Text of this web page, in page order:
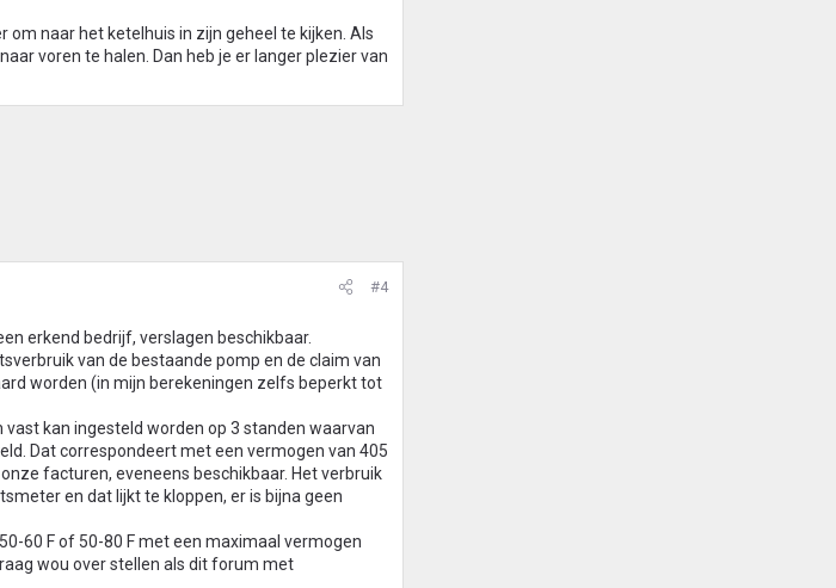
om naar het ketelhuis in zijn geheel te kijken. Als
voren te halen. Dan heb je er langer plezier van
#4
erkend bedrijf, verslagen beschikbaar.
van de bestaande pomp en de claim van
worden (in mijn berekeningen zelfs beperkt tot
vast kan ingesteld worden op 3 standen waarvan
Dat correspondeert met een vermogen van 405
facturen, eveneens beschikbaar. Het verbruik
en dat lijkt te kloppen, er is bijna geen
60 F of 50-80 F met een maximaal vermogen
wou over stellen als dit forum met